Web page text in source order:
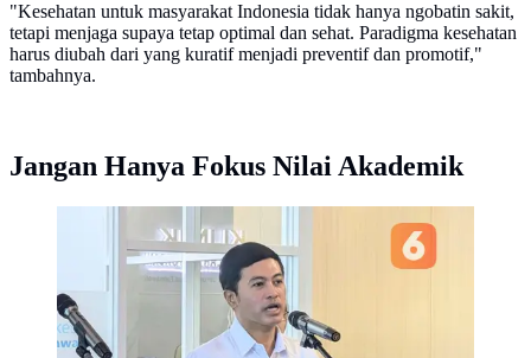
"Kesehatan untuk masyarakat Indonesia tidak hanya ngobatin sakit,
tetapi menjaga supaya tetap optimal dan sehat. Paradigma kesehatan
harus diubah dari yang kuratif menjadi preventif dan promotif,"
tambahnya.
Jangan Hanya Fokus Nilai Akademik
Wamenkes Dante ungkap kebiasaan sepele di rumah
yang bisa berdampak buruk bagi kesehatan anak. (Foto:
Liputan6.com/Ade Nasihudin)